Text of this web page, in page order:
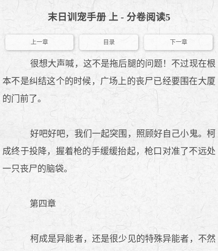
末日训宠手册 上 - 分卷阅读5
上一章 目录 下一章
很想大声喊，这不是拖后腿的问题！不过现在根
本不是纠结这个的时候，广场上的丧尸已经要围在大厦
的门前了。
好吧好吧，我们一起突围，照顾好自己小鬼。柯
成终于投降，握着枪的手缓缓抬起，枪口对准了不远处
一只丧尸的脑袋。
第四章
柯成是异能者，还是很少见的特殊异能者，不然